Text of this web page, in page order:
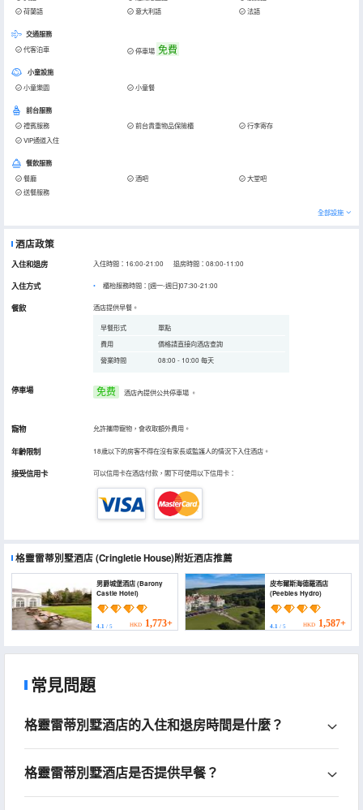
荷蘭語
意大利語 法語
交通服務
代客泊車 停車場 免費
小童設施
小童樂園 小童餐
前台服務
禮賓服務 前台貴重物品保險櫃
行李寄存
VIP通道入住
餐飲服務
餐廳 酒吧
大堂吧
送餐服務
全部設施
酒店政策
入住和退房 入住時間：16:00-21:00 退房時間：08:00-11:00
入住方式 櫃枱服務時間：[週一-週日]07:30-21:00
餐飲 酒店提供早餐。
早餐形式
單點
費用
價格請直接向酒店查詢
營業時間
08:00 - 10:00 每天
停車場 免费 酒店內提供公共停車場 。
寵物 允許攜帶寵物，會收取額外費用。
年齡限制 18歲以下的房客不得在沒有家長或監護人的情況下入住酒店。
接受信用卡 可以信用卡在酒店付款，閣下可使用以下信用卡：
格靈雷蒂別墅酒店(Cringletie House)附近酒店推薦
男爵城堡酒店 (Barony
Castle Hotel)
4.1 / 5 HKD 1,773+
皮布爾斯海德羅酒店
(Peebles Hydro)
4.1/ 5 HKD 1,587+
常見問題
格靈雷蒂別墅酒店的入住和退房時間是什麼？
格靈雷蒂別墅酒店是否提供早餐？